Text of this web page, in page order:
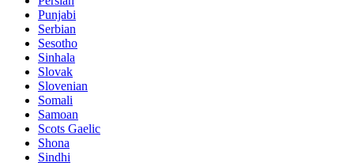
Punjabi
Serbian
Sesotho
Sinhala
Slovak
Slovenian
Somali
Samoan
Scots Gaelic
Shona
Sindhi